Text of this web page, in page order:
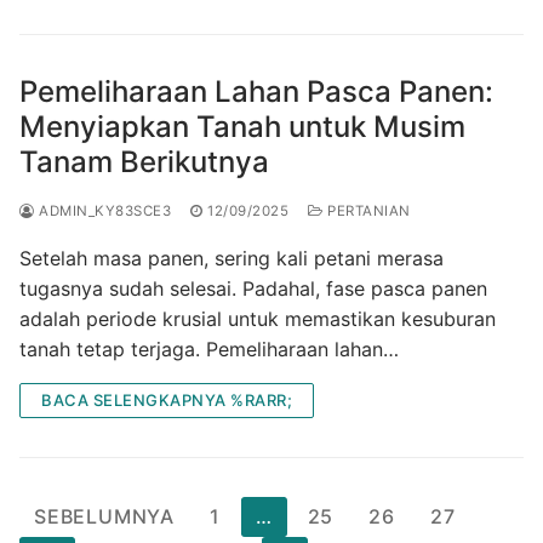
Pemeliharaan Lahan Pasca Panen:
Menyiapkan Tanah untuk Musim
Tanam Berikutnya
ADMIN_KY83SCE3 12/09/2025 PERTANIAN
Setelah masa panen, sering kali petani merasa
tugasnya sudah selesai. Padahal, fase pasca panen
adalah periode krusial untuk memastikan kesuburan
tanah tetap terjaga. Pemeliharaan lahan…
BACA SELENGKAPNYA %RARR;
Paginasi
SEBELUMNYA 1 … 25 26
27